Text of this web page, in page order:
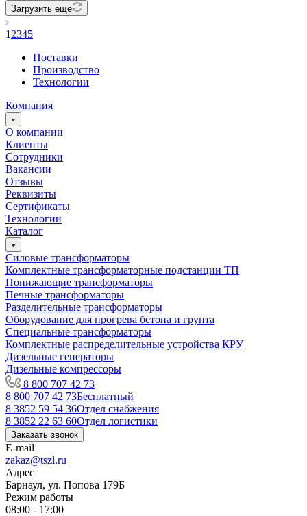
Загрузить еще
1 2345
Поставки
Производство
Технологии
Компания
О компании
Клиенты
Сотрудники
Вакансии
Отзывы
Реквизиты
Сертификаты
Технологии
Каталог
Силовые трансформаторы
Комплектные трансформаторные подстанции ТП
Понижающие трансформаторы
Печные трансформаторы
Разделительные трансформаторы
Оборудование для прогрева бетона и грунта
Специальные трансформаторы
Комплектные распределительные устройства КРУ
Дизельные генераторы
Дизельные компрессоры
8 800 707 42 73
8 800 707 42 73Бесплатный
8 3852 59 54 36Отдел снабжения
8 3852 22 63 60Отдел логистики
Заказать звонок
E-mail
zakaz@tszl.ru
Адрес
Барнаул, ул. Попова 179Б
Режим работы
08:00 - 17:00